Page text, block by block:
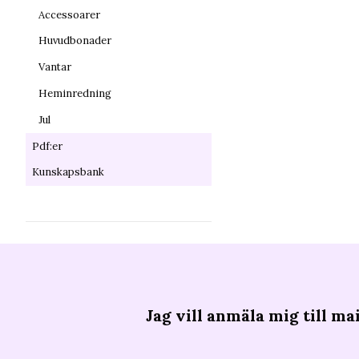
Accessoarer
Huvudbonader
Vantar
Heminredning
Jul
Pdf:er
Kunskapsbank
Jag vill anmäla mig till